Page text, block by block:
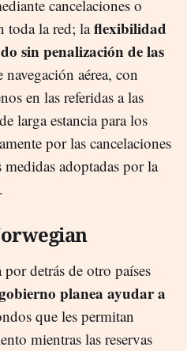
cancelaciones o
toda la red; laflexibilidad
sin penalización de las
navegación aérea, con
en las referidas a las
larga estancia para los
por las cancelaciones
adoptadas por la
detrás de otro países
planea ayudar a
que les permitan
mientras las reservas